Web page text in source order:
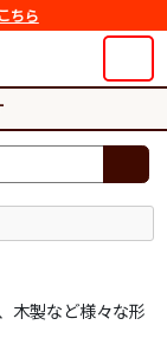
ちら
木製など様々な形